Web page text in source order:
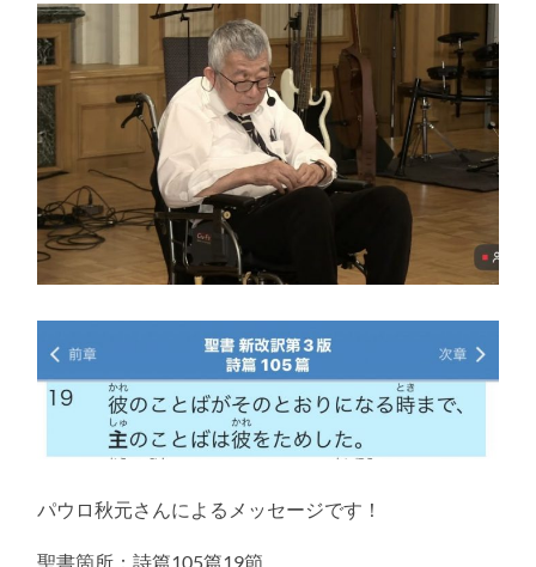
パウロ秋元さんによるメッセージです！
聖書箇所：詩篇105篇19節